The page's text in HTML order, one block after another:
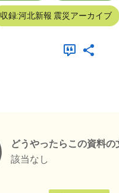
収録:河北新報 震災アーカイブ
どうやったらこの資料の
該当なし